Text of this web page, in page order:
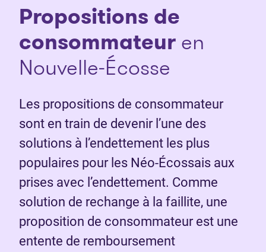
Propositions de
consommateuren
Nouvelle-Écosse
Les propositions de consommateur
sont en train de devenir l’une des
solutions à l’endettement les plus
populaires pour les Néo-Écossais aux
prises avec l’endettement. Comme
solution de rechange à la faillite, une
proposition de consommateur est une
entente de remboursement